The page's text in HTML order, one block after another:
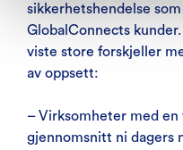
sikkerhetshendelse
GlobalConnects
viste store forskjeller
av oppsett:
– Virksomheter med
gjennomsnitt ni dagers